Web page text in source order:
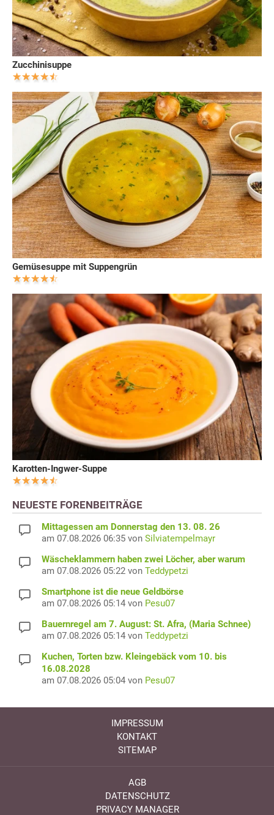
Zucchinisuppe
Gemüsesuppe mit Suppengrün
Karotten-Ingwer-Suppe
NEUESTE FORENBEITRÄGE
Mittagessen am Donnerstag den 13. 08. 26
am 07.08.2026 06:35 von Silviatempelmayr
Wäscheklammern haben zwei Löcher, aber warum
am 07.08.2026 05:22 von Teddypetzi
Smartphone ist die neue Geldbörse
am 07.08.2026 05:14 von Pesu07
Bauernregel am 7. August: St. Afra, (Maria Schnee)
am 07.08.2026 05:14 von Teddypetzi
Kuchen, Torten bzw. Kleingebäck vom 10. bis
16.08.2028
am 07.08.2026 05:04 von Pesu07
IMPRESSUM
KONTAKT
SITEMAP
AGB
DATENSCHUTZ
PRIVACY MANAGER